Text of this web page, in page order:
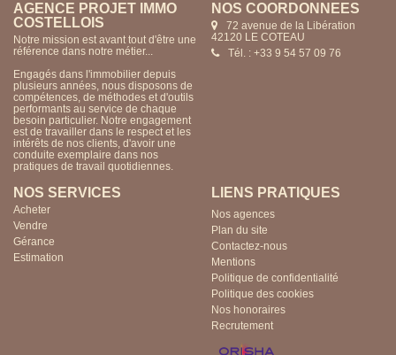
AGENCE PROJET IMMO
COSTELLOIS
Notre mission est avant tout d'être une
référence dans notre métier...
Engagés dans l'immobilier depuis
plusieurs années, nous disposons de
compétences, de méthodes et d'outils
performants au service de chaque
besoin particulier. Notre engagement
est de travailler dans le respect et les
intérêts de nos clients, d'avoir une
conduite exemplaire dans nos
pratiques de travail quotidiennes.
NOS COORDONNÉES
72 avenue de la Libération
42120 LE COTEAU
Tél. : +33 9 54 57 09 76
NOS SERVICES
Acheter
Vendre
Gérance
Estimation
LIENS PRATIQUES
Nos agences
Plan du site
Contactez-nous
Mentions
Politique de confidentialité
Politique des cookies
Nos honoraires
Recrutement